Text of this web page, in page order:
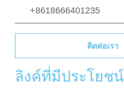
+8618666401235
ติดต่อเรา
ลิงค์ที่มีประโยชน์